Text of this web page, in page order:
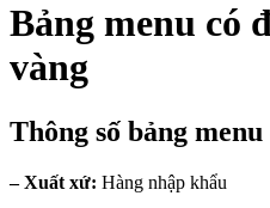
Bảng menu có
vàng
Thông số bảng
– Xuất xứ: Hàng nhập khẩu